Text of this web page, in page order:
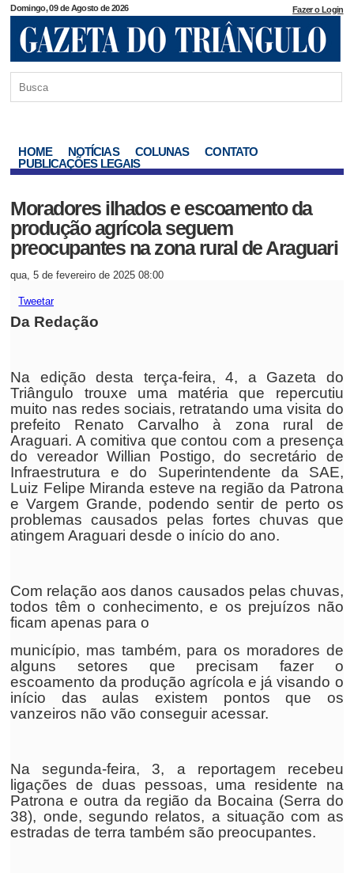
Domingo, 09 de Agosto de 2026 Fazer o Login
HOME NOTÍCIAS COLUNAS
CONTATO
PUBLICAÇÕES LEGAIS
Moradores ilhados e escoamento da
produção agrícola seguem
preocupantes na zona rural de Araguari
qua, 5 de fevereiro de 2025 08:00
Tweetar
Da Redação
Na edição desta terça-feira, 4, a Gazeta do
Triângulo trouxe uma matéria que repercutiu
muito nas redes sociais, retratando uma visita do
prefeito Renato Carvalho à zona rural de
Araguari. A comitiva que contou com a presença
do vereador Willian Postigo, do secretário de
Infraestrutura e do Superintendente da SAE,
Luiz Felipe Miranda esteve na região da Patrona
e Vargem Grande, podendo sentir de perto os
problemas causados pelas fortes chuvas que
atingem Araguari desde o início do ano.
Com relação aos danos causados pelas chuvas,
todos têm o conhecimento, e os prejuízos não
ficam apenas para o
município, mas também, para os moradores de
alguns setores que precisam fazer o
escoamento da produção agrícola e já visando o
início das aulas existem pontos que os
vanzeiros não vão conseguir acessar.
Na segunda-feira, 3, a reportagem recebeu
ligações de duas pessoas, uma residente na
Patrona e outra da região da Bocaina (Serra do
38), onde, segundo relatos, a situação com as
estradas de terra também são preocupantes.